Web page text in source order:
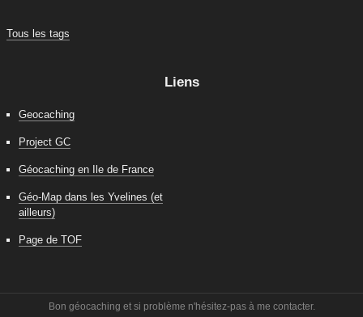
Tous les tags
Liens
Geocaching
Project GC
Géocaching en Ile de France
Géo-Map dans les Yvelines (et
ailleurs)
Page de TOF
Bon géocaching et si problème n'hésitez-pas à me contacter.